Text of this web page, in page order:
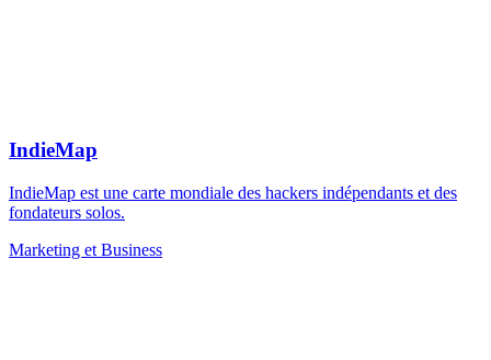
IndieMap
IndieMap est une carte mondiale des hackers indépendants et des
fondateurs solos.
Marketing et Business